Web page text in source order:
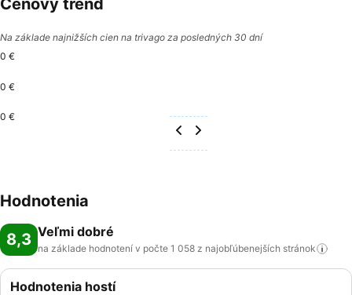
Cenový trend
Na základe najnižších cien na trivago za posledných 30 dní
0 €
0 €
0 €
Hodnotenia
8,3 Veľmi dobré
na základe hodnotení v počte 1 058 z najobľúbenejších stránok
Hodnotenia hostí